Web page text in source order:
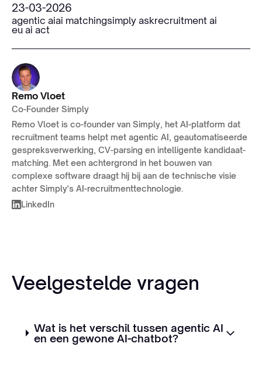
23-03-2026
agentic aiai matchingsimply askrecruitment ai
eu ai act
Remo Vloet
Co-Founder Simply
Remo Vloet is co-founder van Simply, het AI-platform dat
recruitment teams helpt met agentic AI, geautomatiseerde
gespreksverwerking, CV-parsing en intelligente kandidaat-
matching. Met een achtergrond in het bouwen van
complexe software draagt hij bij aan de technische visie
achter Simply's AI-recruitmenttechnologie.
LinkedIn
Veelgestelde vragen
Wat is het verschil tussen agentic AI
en een gewone AI-chatbot?